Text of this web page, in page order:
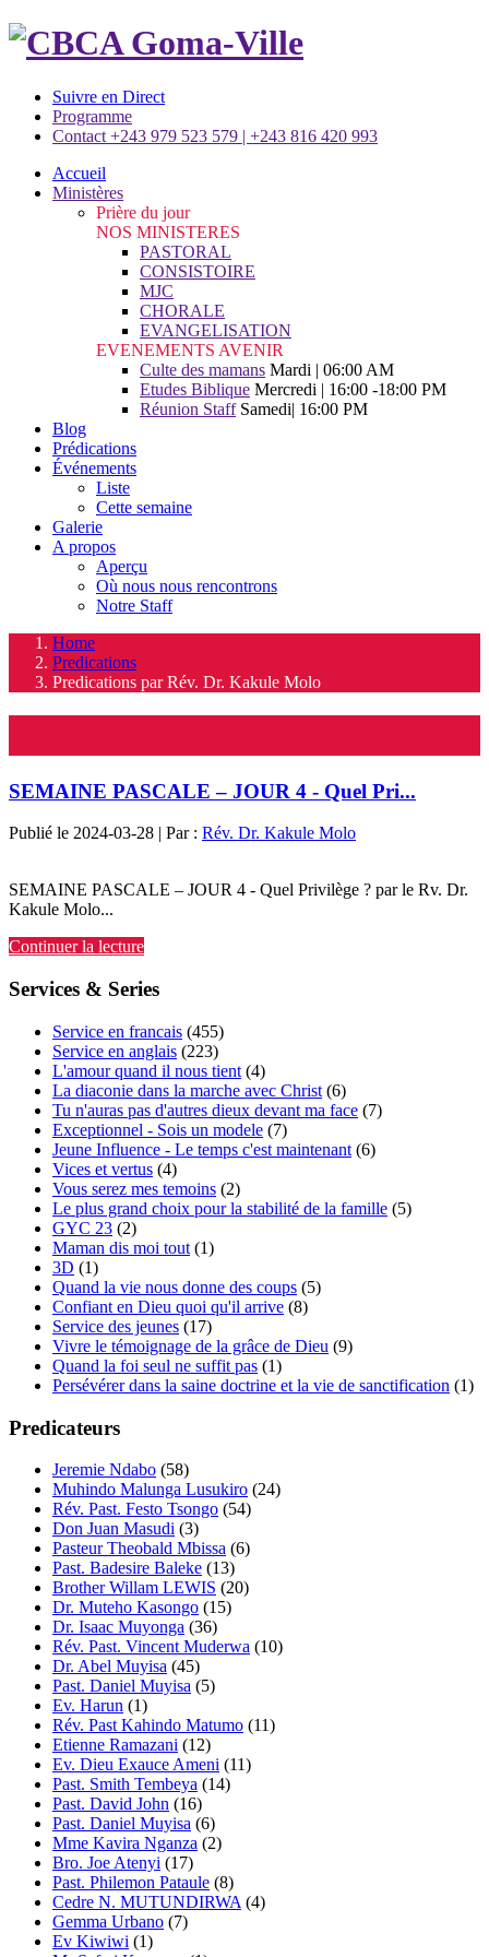
Suivre en Direct
Programme
Contact +243 979 523 579 | +243 816 420 993
Accueil
Ministères
Prière du jour
NOS MINISTERES
PASTORAL
CONSISTOIRE
MJC
CHORALE
EVANGELISATION
EVENEMENTS AVENIR
Culte des mamans Mardi | 06:00 AM
Etudes Biblique Mercredi | 16:00 -18:00 PM
Réunion Staff Samedi| 16:00 PM
Blog
Prédications
Événements
Liste
Cette semaine
Galerie
A propos
Aperçu
Où nous nous rencontrons
Notre Staff
Home
Predications
Predications par Rév. Dr. Kakule Molo
SEMAINE PASCALE – JOUR 4 - Quel Pri...
Publié le 2024-03-28 | Par : Rév. Dr. Kakule Molo
SEMAINE PASCALE – JOUR 4 - Quel Privilège ? par le Rv. Dr.
Kakule Molo...
Continuer la lecture
Services & Series
Service en francais (455)
Service en anglais (223)
L'amour quand il nous tient (4)
La diaconie dans la marche avec Christ (6)
Tu n'auras pas d'autres dieux devant ma face (7)
Exceptionnel - Sois un modele (7)
Jeune Influence - Le temps c'est maintenant (6)
Vices et vertus (4)
Vous serez mes temoins (2)
Le plus grand choix pour la stabilité de la famille (5)
GYC 23 (2)
Maman dis moi tout (1)
3D (1)
Quand la vie nous donne des coups (5)
Confiant en Dieu quoi qu'il arrive (8)
Service des jeunes (17)
Vivre le témoignage de la grâce de Dieu (9)
Quand la foi seul ne suffit pas (1)
Persévérer dans la saine doctrine et la vie de sanctification (1)
Predicateurs
Jeremie Ndabo (58)
Muhindo Malunga Lusukiro (24)
Rév. Past. Festo Tsongo (54)
Don Juan Masudi (3)
Pasteur Theobald Mbissa (6)
Past. Badesire Baleke (13)
Brother Willam LEWIS (20)
Dr. Muteho Kasongo (15)
Dr. Isaac Muyonga (36)
Rév. Past. Vincent Muderwa (10)
Dr. Abel Muyisa (45)
Past. Daniel Muyisa (5)
Ev. Harun (1)
Rév. Past Kahindo Matumo (11)
Etienne Ramazani (12)
Ev. Dieu Exauce Ameni (11)
Past. Smith Tembeya (14)
Past. David John (16)
Past. Daniel Muyisa (6)
Mme Kavira Nganza (2)
Bro. Joe Atenyi (17)
Past. Philemon Pataule (8)
Cedre N. MUTUNDIRWA (4)
Gemma Urbano (7)
Ev Kiwiwi (1)